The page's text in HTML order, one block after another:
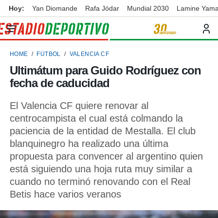
de
por
para
la
calidad.
a este
las
y
forma
digital
basada
Hoy: Yan Diomande Rafa Jódar Mundial 2030 Lamine
HOME FÚTBOL VALENCIA CF
Ultimátum para Guido Rodríguez con
fecha de caducidad
El Valencia CF quiere renovar al
centrocampista el cual está colmando la
paciencia de la entidad de Mestalla. El club
blanquinegro ha realizado una última
propuesta para convencer al argentino quien
está siguiendo una hoja ruta muy similar a
cuando no terminó renovando con el Real
Betis hace varios veranos